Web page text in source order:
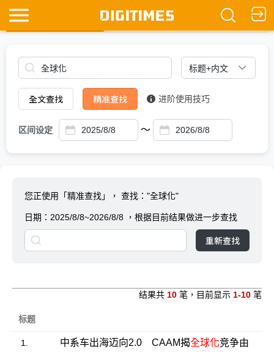
Ask DIGITIMES
全文查找 精准查找 进阶使用技巧
区间设定 ～
您正使用「精准查找」， 查找："全球化"
日期： 2025/8/8~2026/8/8 ，根据目前结果做进一步查找
重新查找
结果共 10 笔，目前显示 1-10 笔
标题
1. 中系车出海迈向2.0 CAAM揭全球化竞争由